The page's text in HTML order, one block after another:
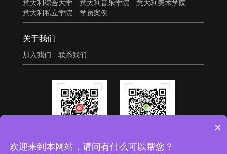
意大利综合大学 意大利音乐学院
意大利美术学院
意大利私立学院
学员案例
关于我们
加入我们 联系我们
新浪微博 微信公众号
×
欢迎来到本网站，请问有什么可以帮您？